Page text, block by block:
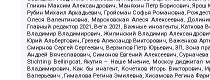
Гликин Максим Александрович, Маняхин Петр Борисович,
Рубин Михаил Аркадьевич, Гройсман Софья Романовна,
Олеся Валентиновна, Мароховская Алеся Алексеевна,
Главный редактор 2021, Вега 2021, Важные иноагенты,
Владимир Владимирович, Жилинский Владимир
Юрий Альбертович, Грезев Александр Викторович, Важенков
Смирнов Сергей Сергеевич, Верзилов Петр Юрьевич, ЗП, Зона
Андрей Вячеславович, Симонов Евгений Алексеевич,
Stichting Bellingcat, Якутия – Наше Мнение, Москоу диджитал
Владимирович, Как бы инагент, Кочетков Игорь Викторович,
Валерьевич , Гималова Регина Эмилевна, Хисамова Регина